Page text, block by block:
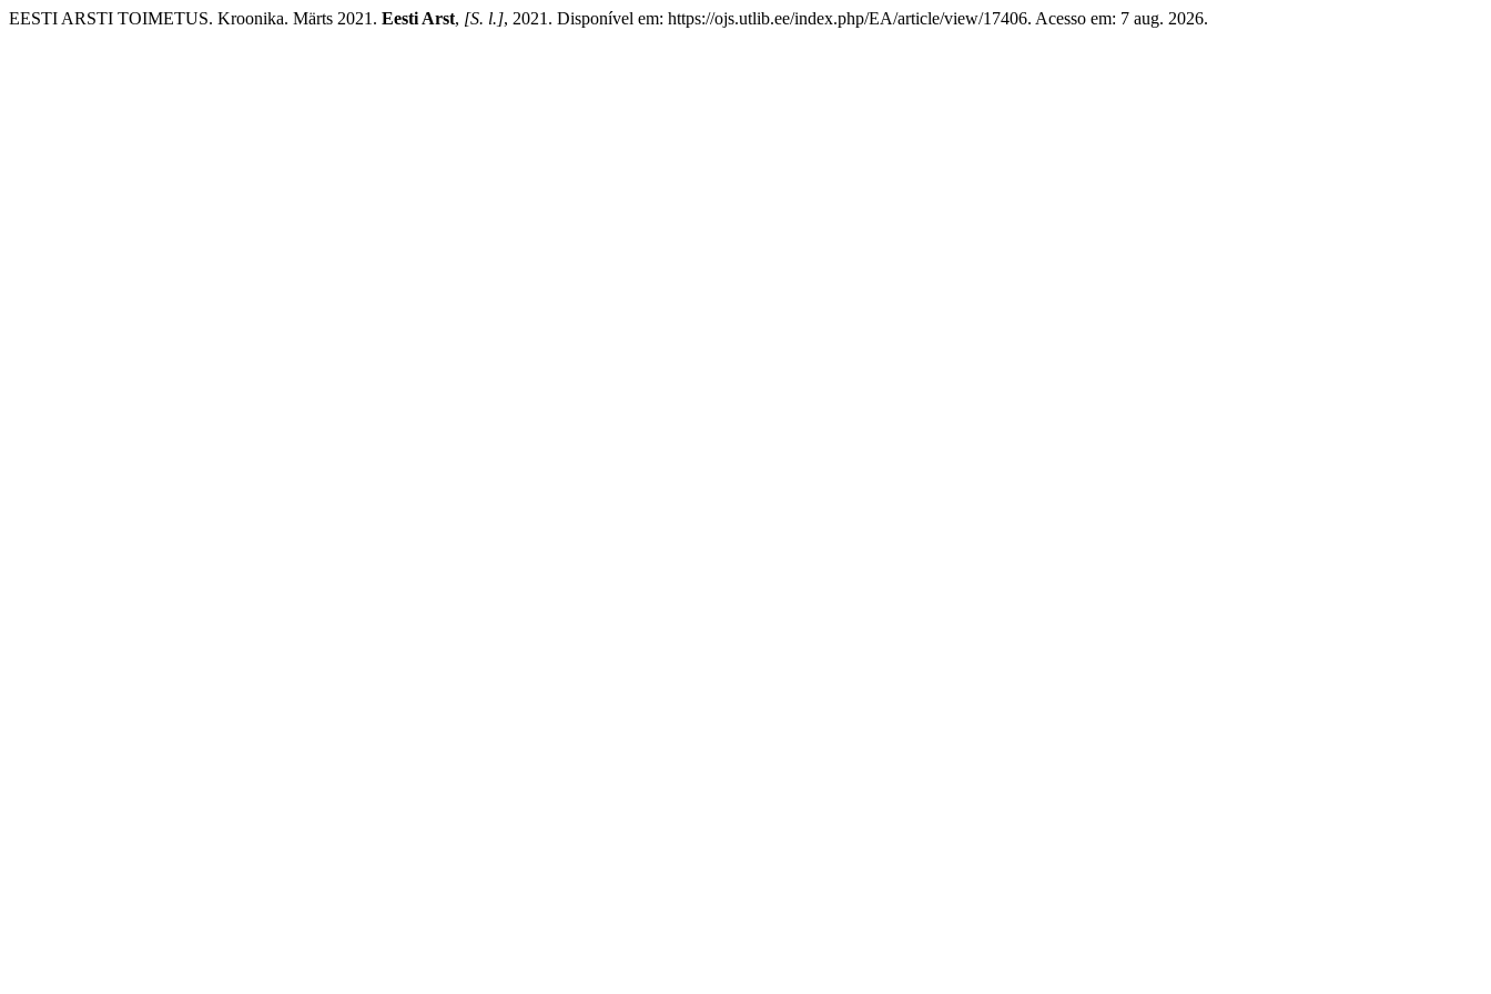
EESTI ARSTI TOIMETUS. Kroonika. Märts 2021. Eesti Arst, [S. l.], 2021. Disponível em: https://ojs.utlib.ee/index.php/EA/article/view/17406. Acesso em: 7 aug. 2026.